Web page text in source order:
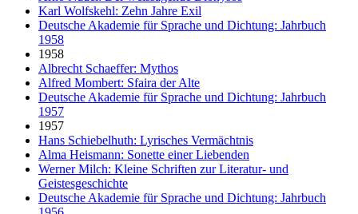
Karl Wolfskehl: Zehn Jahre Exil
Deutsche Akademie für Sprache und Dichtung: Jahrbuch
1958
1958
Albrecht Schaeffer: Mythos
Alfred Mombert: Sfaira der Alte
Deutsche Akademie für Sprache und Dichtung: Jahrbuch
1957
1957
Hans Schiebelhuth: Lyrisches Vermächtnis
Alma Heismann: Sonette einer Liebenden
Werner Milch: Kleine Schriften zur Literatur- und
Geistesgeschichte
Deutsche Akademie für Sprache und Dichtung: Jahrbuch